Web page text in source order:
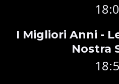
I Migliori Anni -
Nostra